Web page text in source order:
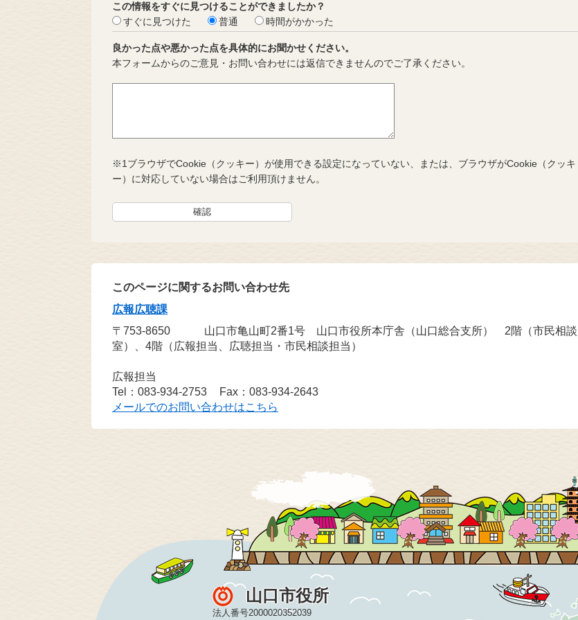
この情報をすぐに見つけることができましたか？
すぐに見つけた
普通 時間がかかった
良かった点や悪かった点を具体的にお聞かせください。
本フォームからのご意見・お問い合わせには返信できませんのでご了承ください。
※1ブラウザでCookie（クッキー）が使用できる設定になっていない、または、ブラウザがCookie（クッキ
ー）に対応していない場合はご利用頂けません。
このページに関するお問い合わせ先
広報広聴課
〒753-8650
山口市亀山町2番1号 山口市役所本庁舎（山口総合支所） 2階（市民相談
室）、4階（広報担当、広聴担当・市民相談担当）
広報担当
Tel：083-934-2753
Fax：083-934-2643
メールでのお問い合わせはこちら
山口市役所
法人番号2000020352039